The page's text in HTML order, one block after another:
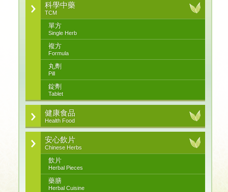
科學中藥
TCM
單方
Single Herb
複方
Formula
丸劑
Pill
錠劑
Tablet
健康食品
Health Food
安心飲片
Chinese Herbs
飲片
Herbal Pieces
藥膳
Herbal Cuisine